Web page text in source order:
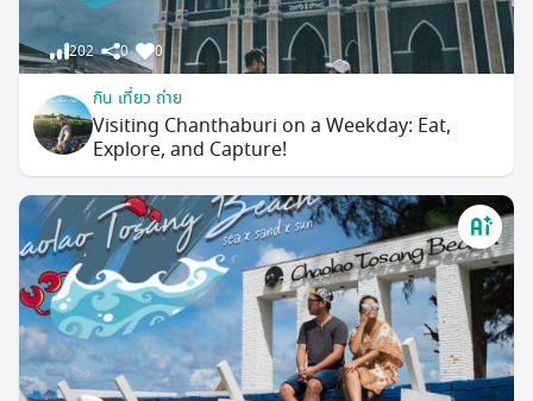
202 0 0
กิน เที่ยว ถ่าย
Visiting Chanthaburi on a Weekday: Eat,
Explore, and Capture!